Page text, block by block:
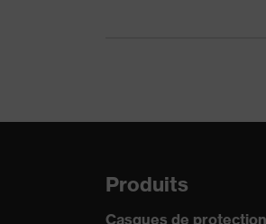
Protection contre les
Produits
Casques de protection